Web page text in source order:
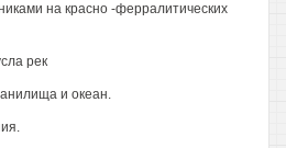
на красно -ферралитических
рек
и океан.